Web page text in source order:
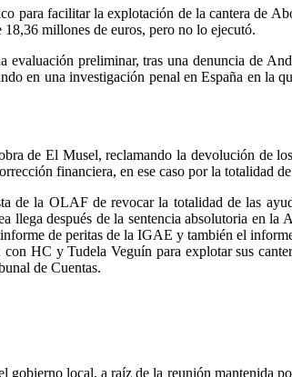
facilitar la explotación de la cantera de
millones de euros, pero no lo ejecutó.
preliminar, tras una denuncia de
en una investigación penal en España en la
de El Musel, reclamando la devolución de
financiera, en ese caso por la totalidad
la OLAF de revocar la totalidad de las
llega después de la sentencia absolutoria en
de peritas de la IGAE y también el
HC y Tudela Veguín para explotar sus
de Cuentas.
local, a raíz de la reunión mantenida